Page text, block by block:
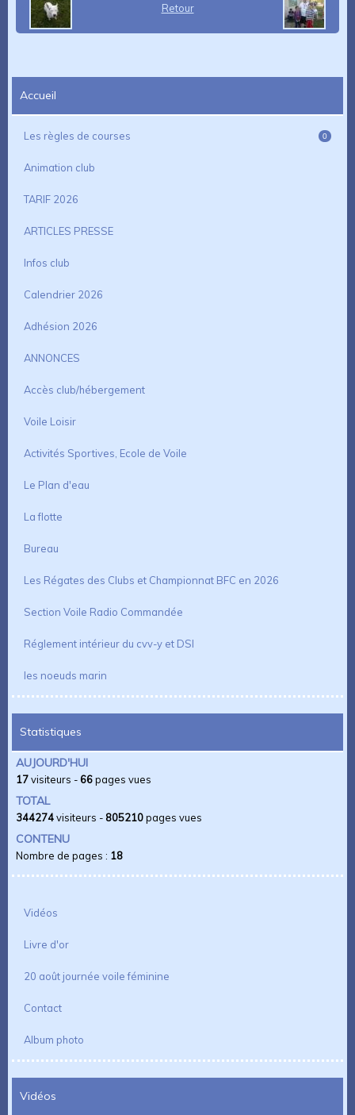
Retour
Accueil
Les règles de courses 0
Animation club
TARIF 2026
ARTICLES PRESSE
Infos club
Calendrier 2026
Adhésion 2026
ANNONCES
Accès club/hébergement
Voile Loisir
Activités Sportives, Ecole de Voile
Le Plan d'eau
La flotte
Bureau
Les Régates des Clubs et Championnat BFC en 2026
Section Voile Radio Commandée
Réglement intérieur du cvv-y et DSI
les noeuds marin
Statistiques
AUJOURD'HUI
17visiteurs - 66pages vues
TOTAL
344274visiteurs - 805210pages vues
CONTENU
Nombre de pages : 18
Vidéos
Livre d'or
20 août journée voile féminine
Contact
Album photo
Vidéos